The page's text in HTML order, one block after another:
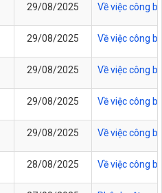
29/08/2025 Về việc công
29/08/2025 Về việc công
29/08/2025 Về việc công
29/08/2025 Về việc công
29/08/2025 Về việc công
28/08/2025 Về việc công